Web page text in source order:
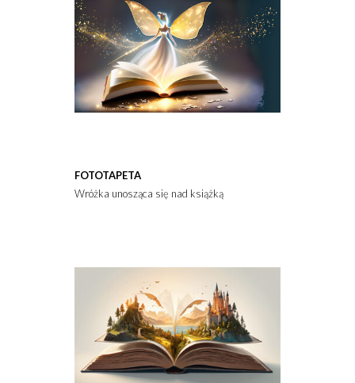
FOTOTAPETA
Wróżka unosząca się nad książką